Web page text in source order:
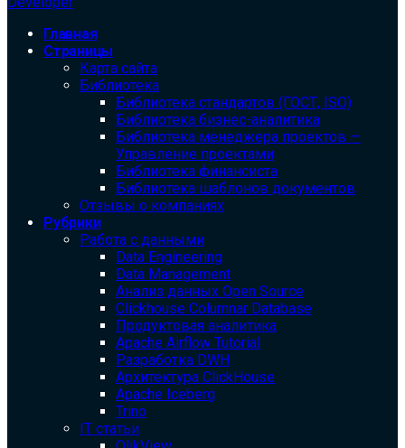
Главная
Страницы
Карта сайта
Библиотека
Библиотека cтандартов (ГОСТ, ISO)
Библиотека бизнес-аналитика
Библиотека менеджера проектов —
Управление проектами
Библиотека финансиста
Библиотека шаблонов документов
Отзывы о компаниях
Рубрики
Работа с данными
Data Engineering
Data Management
Анализ данных Open Source
Clickhouse Columnar Database
Продуктовая аналитика
Apache Airflow Tutorial
Разработка DWH
Архитектура ClickHouse
Apache Iceberg
Trino
IT статьи